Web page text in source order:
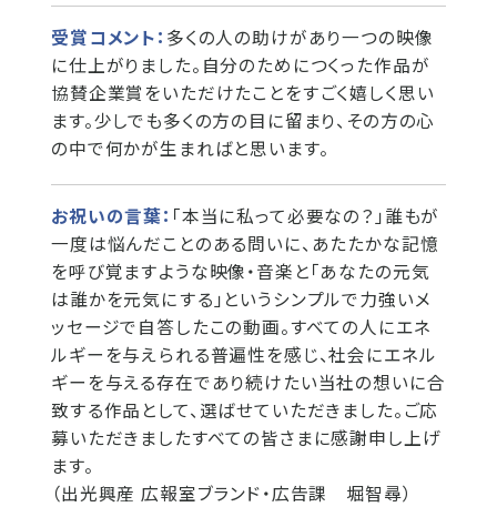
受賞コメント： 多くの人の助けがあり一つの映像
に仕上がりました。自分のためにつくった作品が
協賛企業賞をいただけたことをすごく嬉しく思い
ます。少しでも多くの方の目に留まり、その方の心
の中で何かが生まればと思います。
お祝いの言葉： 「本当に私って必要なの？」誰もが
一度は悩んだことのある問いに、あたたかな記憶
を呼び覚ますような映像・音楽と「あなたの元気
は誰かを元気にする」というシンプルで力強いメ
ッセージで自答したこの動画。すべての人にエネ
ルギーを与えられる普遍性を感じ、社会にエネル
ギーを与える存在であり続けたい当社の想いに合
致する作品として、選ばせていただきました。ご応
募いただきましたすべての皆さまに感謝申し上げ
ます。
（出光興産 広報室ブランド・広告課 堀智尋）